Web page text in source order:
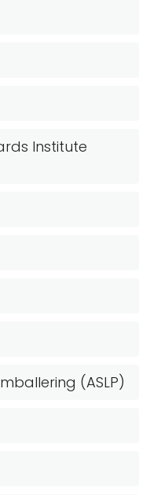
Institute
(ASLP)